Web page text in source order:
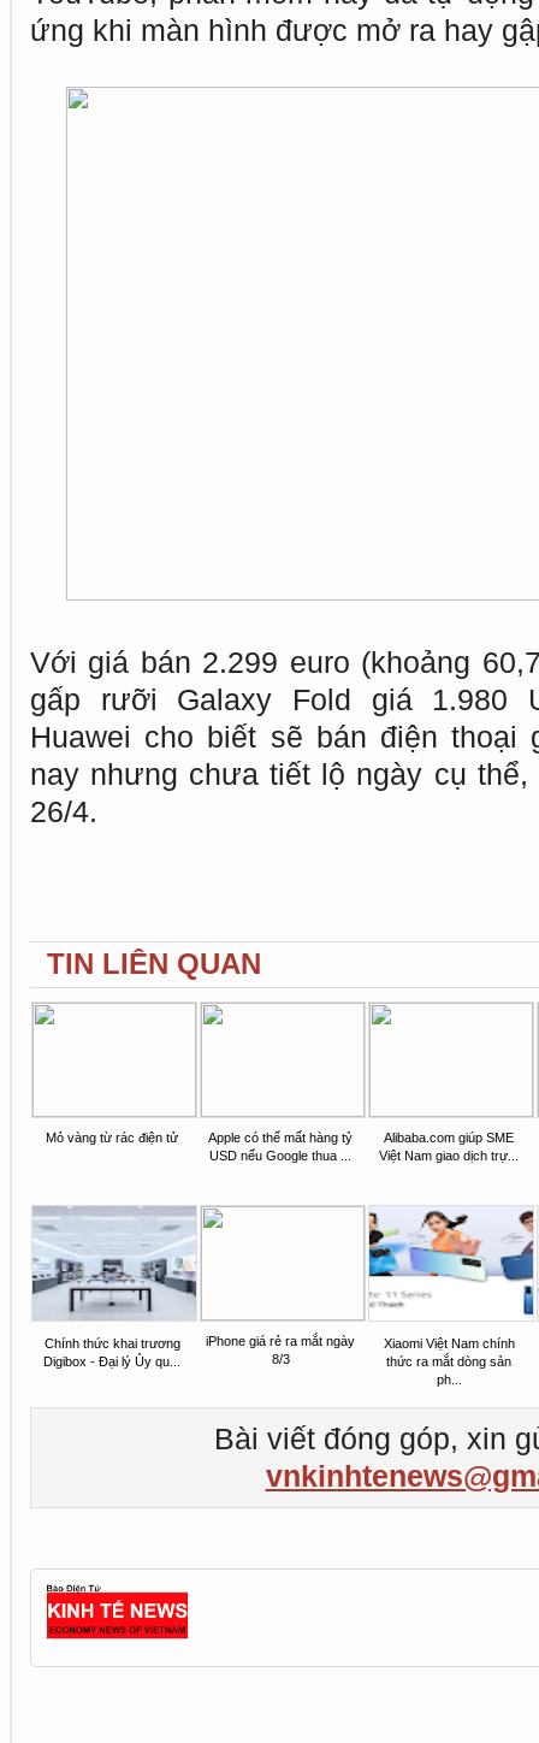
ứng khi màn hình được mở ra hay
Với giá bán 2.299 euro (khoảng
gấp rưỡi Galaxy Fold giá 1.980
Huawei cho biết sẽ bán điện thoại
nay nhưng chưa tiết lộ ngày cụ
26/4.
TIN LIÊN QUAN
Mỏ vàng từ rác điện tử
Apple có thể mất hàng tỷ
USD nếu Google thua ...
Alibaba.com giúp SME
Việt Nam giao dịch trự...
Chính thức khai trương
Digibox - Đại lý Ủy qu...
iPhone giá rẻ ra mắt ngày
8/3
Xiaomi Việt Nam chính
thức ra mắt dòng sản
ph...
Bài viết đóng góp, xin